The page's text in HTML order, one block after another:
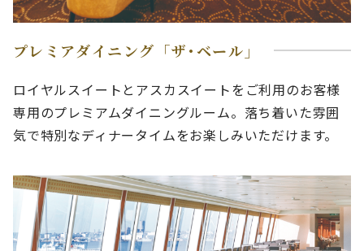
プレミアダイニング「ザ･ベール」
ロイヤルスイートとアスカスイートをご利用のお客様
専用のプレミアムダイニングルーム。落ち着いた雰囲
気で特別なディナータイムをお楽しみいただけます。